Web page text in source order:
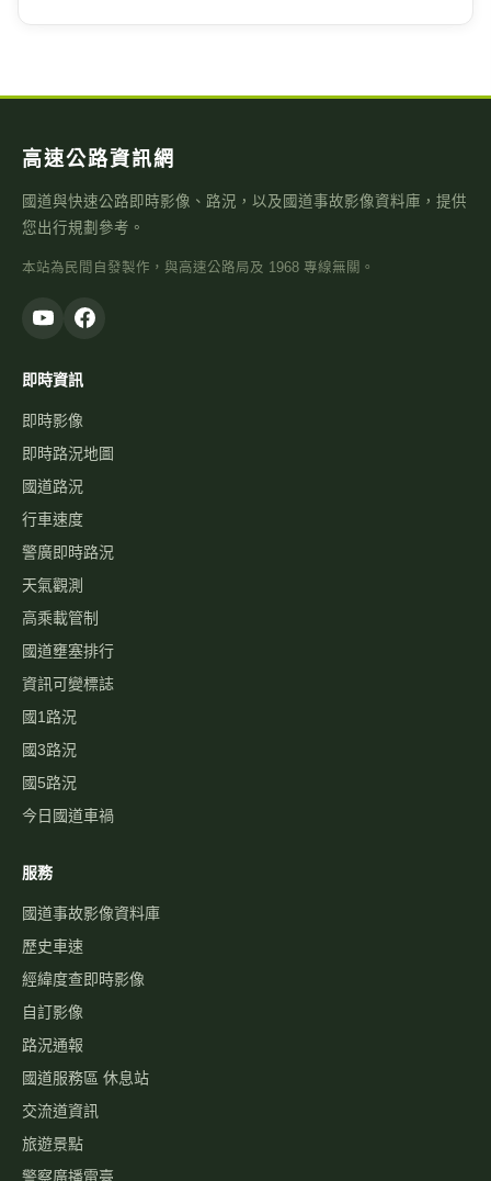
高速公路資訊網
國道與快速公路即時影像、路況，以及國道事故影像資料庫，提供
您出行規劃參考。
本站為民間自發製作，與高速公路局及 1968 專線無關。
即時資訊
即時影像
即時路況地圖
國道路況
行車速度
警廣即時路況
天氣觀測
高乘載管制
國道壅塞排行
資訊可變標誌
國1路況
國3路況
國5路況
今日國道車禍
服務
國道事故影像資料庫
歷史車速
經緯度查即時影像
自訂影像
路況通報
國道服務區 休息站
交流道資訊
旅遊景點
警察廣播電臺